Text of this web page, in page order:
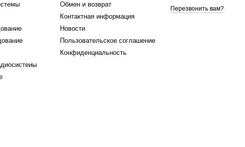
Обмен и возврат
Контактная информация
Новости
Пользовательское соглашение
Конфиденциальность
Перезвонить вам?